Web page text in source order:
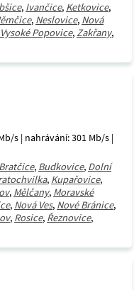
, Ivančice, Ketkovice,
, Neslovice, Nová
Vysoké Popovice,Zakřany,
s | nahrávání: 301 Mb/s |
Bratčice, Budkovice, Dolní
, Kupařovice,
, Mělčany, Moravské
, Nová Ves, Nové Bránice,
, Rosice, Řeznovice,